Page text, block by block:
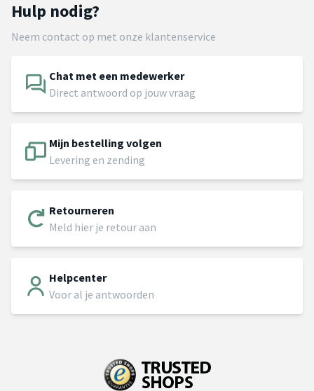
Hulp nodig?
Neem contact op met onze klantenservice
Chat met een medewerker
Direct antwoord op jouw vraag
Mijn bestelling volgen
Levering en zending
Retourneren
Meld hier je retour aan
Helpcenter
Voor al je antwoorden